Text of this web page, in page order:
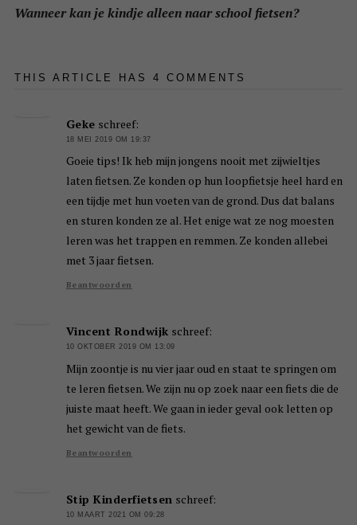
Wanneer kan je kindje alleen naar school fietsen?
THIS ARTICLE HAS 4 COMMENTS
Geke schreef:
18 MEI 2019 OM 19:37
Goeie tips! Ik heb mijn jongens nooit met zijwieltjes
laten fietsen. Ze konden op hun loopfietsje heel hard en
een tijdje met hun voeten van de grond. Dus dat balans
en sturen konden ze al. Het enige wat ze nog moesten
leren was het trappen en remmen. Ze konden allebei
met 3 jaar fietsen.
Beantwoorden
Vincent Rondwijk schreef:
10 OKTOBER 2019 OM 13:09
Mijn zoontje is nu vier jaar oud en staat te springen om
te leren fietsen. We zijn nu op zoek naar een fiets die de
juiste maat heeft. We gaan in ieder geval ook letten op
het gewicht van de fiets.
Beantwoorden
Stip Kinderfietsen schreef:
10 MAART 2021 OM 09:28